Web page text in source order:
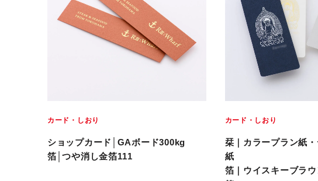
カード・しおり
ショップカード│GAボード300kg
箔│つや消し金箔111
カード・しおり
栞｜カラープラン紙
紙
箔｜ウイスキーブラ